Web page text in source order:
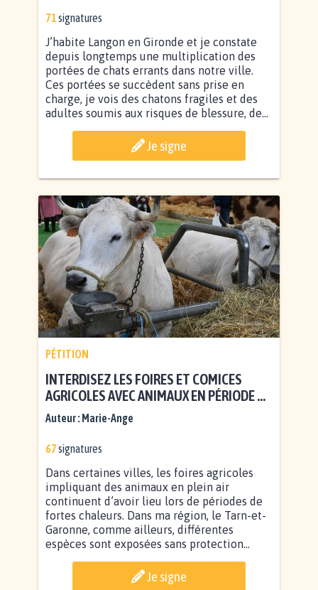
71signatures
J’habite Langon en Gironde et je constate
depuis longtemps une multiplication des
portées de chats errants dans notre ville.
Ces portées se succèdent sans prise en
charge, je vois des chatons fragiles et des
adultes soumis aux risques de blessure, de...
Je signe
PÉTITION
INTERDISEZ LES FOIRES ET COMICES
AGRICOLES AVEC ANIMAUX EN PÉRIODE DE
CANICULE
Auteur : Marie-Ange
67signatures
Dans certaines villes, les foires agricoles
impliquant des animaux en plein air
continuent d’avoir lieu lors de périodes de
fortes chaleurs. Dans ma région, le Tarn-et-
Garonne, comme ailleurs, différentes
espèces sont exposées sans protection...
Je signe